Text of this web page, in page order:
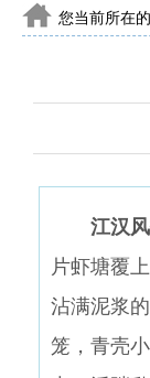
您当前所在的
江汉
片虾塘覆
沾满泥浆
笼，青壳